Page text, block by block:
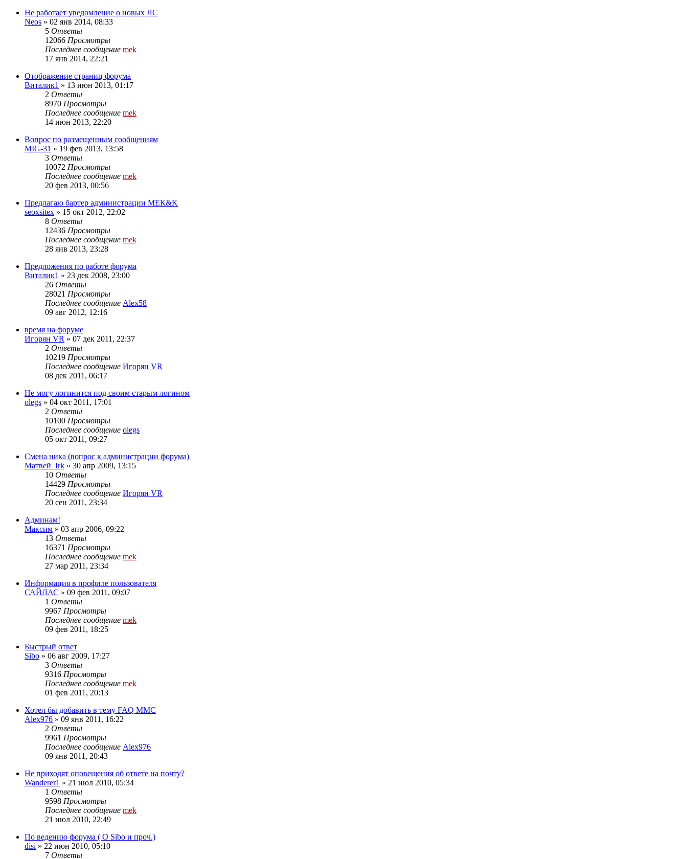
Не работает уведомление о новых ЛС
Neos » 02 янв 2014, 08:33
5 Ответы
12066 Просмотры
Последнее сообщение mek
17 янв 2014, 22:21
Отображение страниц форума
Виталик1 » 13 июн 2013, 01:17
2 Ответы
8970 Просмотры
Последнее сообщение mek
14 июн 2013, 22:20
Вопрос по размещенным сообщениям
MIG-31 » 19 фев 2013, 13:58
3 Ответы
10072 Просмотры
Последнее сообщение mek
20 фев 2013, 00:56
Предлагаю бартер администрации МЕК&K
seoxsitex » 15 окт 2012, 22:02
8 Ответы
12436 Просмотры
Последнее сообщение mek
28 янв 2013, 23:28
Предложения по работе форума
Виталик1 » 23 дек 2008, 23:00
26 Ответы
28021 Просмотры
Последнее сообщение Alex58
09 авг 2012, 12:16
время на форуме
Игорян VR » 07 дек 2011, 22:37
2 Ответы
10219 Просмотры
Последнее сообщение Игорян VR
08 дек 2011, 06:17
Не могу логинится под своим старым логином
olegs » 04 окт 2011, 17:01
2 Ответы
10100 Просмотры
Последнее сообщение olegs
05 окт 2011, 09:27
Смена ника (вопрос к администрации форума)
Матвей_Irk » 30 апр 2009, 13:15
10 Ответы
14429 Просмотры
Последнее сообщение Игорян VR
20 сен 2011, 23:34
Админам!
Максим » 03 апр 2006, 09:22
13 Ответы
16371 Просмотры
Последнее сообщение mek
27 мар 2011, 23:34
Информация в профиле пользователя
САЙЛАС » 09 фев 2011, 09:07
1 Ответы
9967 Просмотры
Последнее сообщение mek
09 фев 2011, 18:25
Быстрый ответ
Sibo » 06 авг 2009, 17:27
3 Ответы
9316 Просмотры
Последнее сообщение mek
01 фев 2011, 20:13
Хотел бы добавить в тему FAQ MMC
Alex976 » 09 янв 2011, 16:22
2 Ответы
9961 Просмотры
Последнее сообщение Alex976
09 янв 2011, 20:43
Не приходят оповещения об ответе на почту?
Wanderer1 » 21 июл 2010, 05:34
1 Ответы
9598 Просмотры
Последнее сообщение mek
21 июл 2010, 22:49
По ведению форума ( О Sibo и проч.)
disi » 22 июн 2010, 05:10
7 Ответы